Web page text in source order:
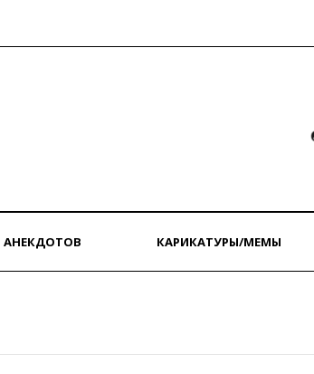
АНЕКДОТОВ КАРИКАТУРЫ/МЕМЫ